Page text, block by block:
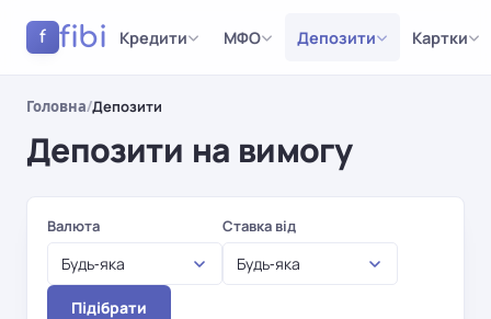
f fibi Кредити МФО Депозити Картки
Головна/Депозити
Депозити на вимогу
Валюта
Будь-яка
Ставка від
Будь-яка
Підібрати